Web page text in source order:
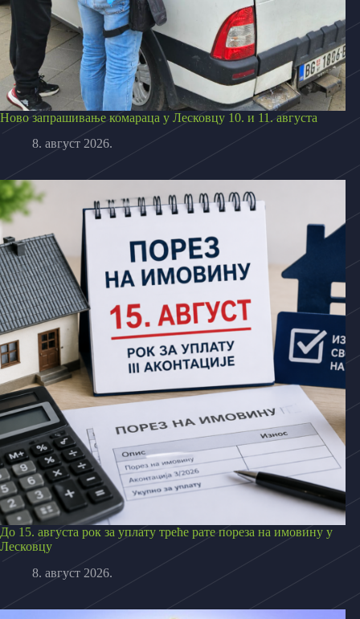
Ново запрашивање комараца у Лесковцу 10. и 11. августа
8. август 2026.
До 15. августа рок за уплату треће рате пореза на имовину у
Лесковцу
8. август 2026.